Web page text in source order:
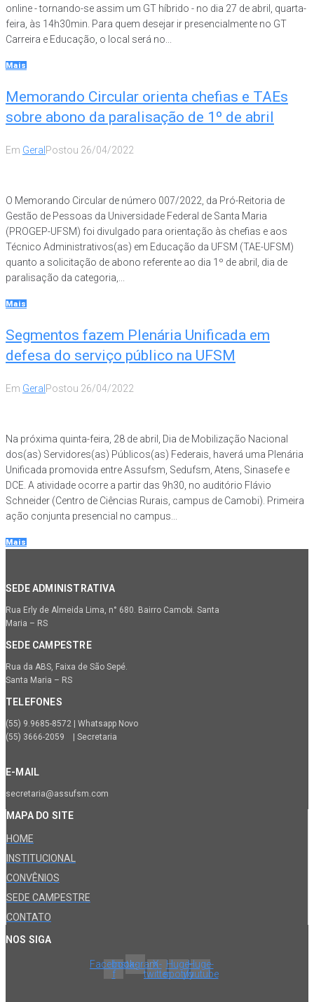
online - tornando-se assim um GT híbrido - no dia 27 de abril, quarta-
feira, às 14h30min. Para quem desejar ir presencialmente no GT
Carreira e Educação, o local será no...
Mais
Memorando Circular orienta chefias e TAEs
sobre abono da paralisação de 1º de abril
Em Geral Postou 26/04/2022
O Memorando Circular de número 007/2022, da Pró-Reitoria de
Gestão de Pessoas da Universidade Federal de Santa Maria
(PROGEP-UFSM) foi divulgado para orientação às chefias e aos
Técnico Administrativos(as) em Educação da UFSM (TAE-UFSM)
quanto a solicitação de abono referente ao dia 1º de abril, dia de
paralisação da categoria,...
Mais
Segmentos fazem Plenária Unificada em
defesa do serviço público na UFSM
Em Geral Postou 26/04/2022
Na próxima quinta-feira, 28 de abril, Dia de Mobilização Nacional
dos(as) Servidores(as) Públicos(as) Federais, haverá uma Plenária
Unificada promovida entre Assufsm, Sedufsm, Atens, Sinasefe e
DCE. A atividade ocorre a partir das 9h30, no auditório Flávio
Schneider (Centro de Ciências Rurais, campus de Camobi). Primeira
ação conjunta presencial no campus...
Mais
SEDE ADMINISTRATIVA
Rua Erly de Almeida Lima, n° 680. Bairro Camobi. Santa
Maria – RS
SEDE CAMPESTRE
Rua da ABS, Faixa de São Sepé.
Santa Maria – RS
TELEFONES
(55) 9.9685-8572 | Whatsapp Novo
(55) 3666-2059 | Secretaria
E-MAIL
secretaria@assufsm.com
MAPA DO SITE
HOME
INSTITUCIONAL
CONVÊNIOS
SEDE CAMPESTRE
CONTATO
NOS SIGA
Facebook-
f
InstagramX-
twitter
Huge-
spotify
Huge-
youtube